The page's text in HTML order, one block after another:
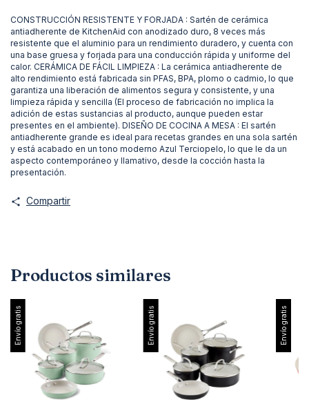
CONSTRUCCIÓN RESISTENTE Y FORJADA : Sartén de cerámica
antiadherente de KitchenAid con anodizado duro, 8 veces más
resistente que el aluminio para un rendimiento duradero, y cuenta con
una base gruesa y forjada para una conducción rápida y uniforme del
calor. CERÁMICA DE FÁCIL LIMPIEZA : La cerámica antiadherente de
alto rendimiento está fabricada sin PFAS, BPA, plomo o cadmio, lo que
garantiza una liberación de alimentos segura y consistente, y una
limpieza rápida y sencilla (El proceso de fabricación no implica la
adición de estas sustancias al producto, aunque pueden estar
presentes en el ambiente). DISEÑO DE COCINA A MESA : El sartén
antiadherente grande es ideal para recetas grandes en una sola sartén
y está acabado en un tono moderno Azul Terciopelo, lo que le da un
aspecto contemporáneo y llamativo, desde la cocción hasta la
presentación.
Compartir
Productos similares
Envío gratis Envío gratis Envío gratis